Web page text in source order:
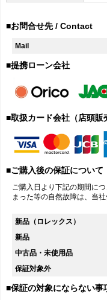
■お問合せ先 / Contact
Mail
■提携ローン会社
■取扱カード会社（店頭販
■ご購入後の保証について
ご購入日より下記の期間に
まった等の自然故障は、当
新品（ロレックス）
新品
中古品・未使用品
保証対象外
■保証の対象にならない事